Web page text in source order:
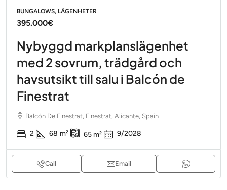
BUNGALOWS, LÄGENHETER
395.000€
Nybyggd markplanslägenhet
med 2 sovrum, trädgård och
havsutsikt till salu i Balcón de
Finestrat
Balcón De Finestrat, Finestrat, Alicante, Spain
2 68 m² 65 m² 9/2028
Call Email